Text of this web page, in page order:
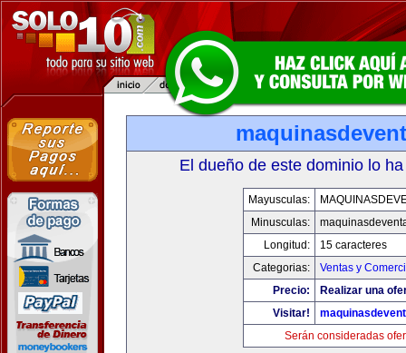
El dueño de este dominio lo
Mayusculas:
Minusculas:
Longitud:
15 caracteres
Categorias:
Ventas y
Precio:
Realizar una
Visitar!
Serán consideradas